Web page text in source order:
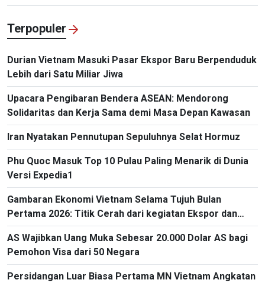
Vietnam-Thailand”
Terpopuler
Durian Vietnam Masuki Pasar Ekspor Baru Berpenduduk
Lebih dari Satu Miliar Jiwa
Upacara Pengibaran Bendera ASEAN: Mendorong
Solidaritas dan Kerja Sama demi Masa Depan Kawasan
Iran Nyatakan Pennutupan Sepuluhnya Selat Hormuz
Phu Quoc Masuk Top 10 Pulau Paling Menarik di Dunia
Versi Expedia1
Gambaran Ekonomi Vietnam Selama Tujuh Bulan
Pertama 2026: Titik Cerah dari kegiatan Ekspor dan
Impor
AS Wajibkan Uang Muka Sebesar 20.000 Dolar AS bagi
Pemohon Visa dari 50 Negara
Persidangan Luar Biasa Pertama MN Vietnam Angkatan